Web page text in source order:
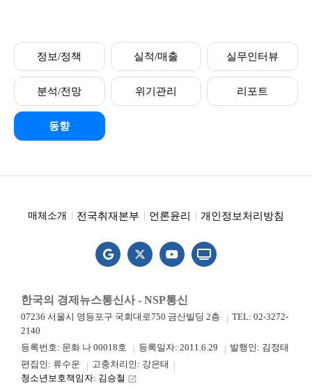
정보/정책 실적/매출 실무인터뷰
분석/전망 위기관리 리포트
동향
매체소개 전국취재본부 언론윤리 개인정보처리방침
한국의 경제뉴스통신사 - NSP통신
07236 서울시 영등포구 국회대로750 금산빌딩 2층
TEL: 02-3272-
2140
등록번호: 문화 나 00018호
등록일자: 2011.6.29
발행인: 김정태
편집인: 류수운
고충처리인: 강은태
청소년보호책임자: 김승철 launch